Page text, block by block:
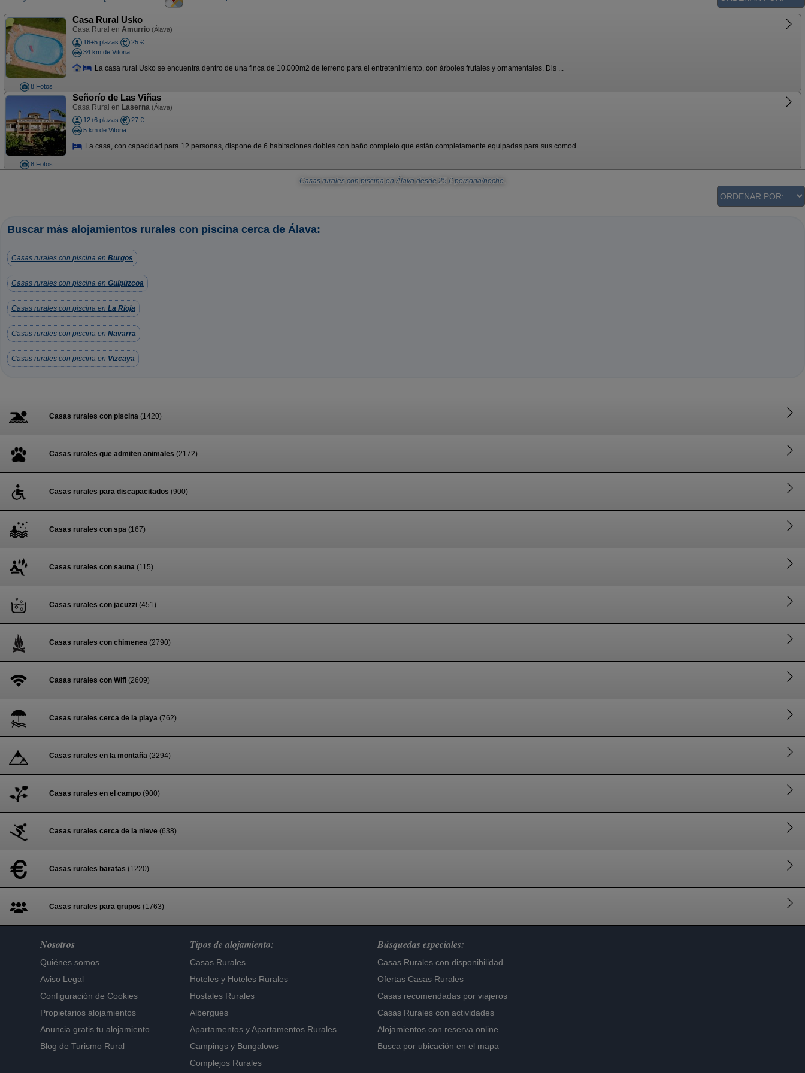
8 Fotos
Casa Rural Usko
Casa Rural en Amurrio (Álava)
16+5 plazas
25 €
34 km de Vitoria
La casa rural Usko se encuentra dentro de una finca de 10.000m2 de terreno para el entretenimiento, con árboles frutales y ornamentales. Dis ...
8 Fotos
Señorío de Las Viñas
Casa Rural en Laserna (Álava)
12+6 plazas
27 €
5 km de Vitoria
La casa, con capacidad para 12 personas, dispone de 6 habitaciones dobles con baño completo que están completamente equipadas para sus comod ...
Casas rurales con piscina en Álava desde 25 € persona/noche.
Buscar más alojamientos rurales con piscina cerca de Álava:
Casas rurales con piscina en Burgos
Casas rurales con piscina en Guipúzcoa
Casas rurales con piscina en La Rioja
Casas rurales con piscina en Navarra
Casas rurales con piscina en Vizcaya
Casas rurales con piscina (1420)
Casas rurales que admiten animales (2172)
Casas rurales para discapacitados (900)
Casas rurales con spa (167)
Casas rurales con sauna (115)
Casas rurales con jacuzzi (451)
Casas rurales con chimenea (2790)
Casas rurales con Wifi (2609)
Casas rurales cerca de la playa (762)
Casas rurales en la montaña (2294)
Casas rurales en el campo (900)
Casas rurales cerca de la nieve (638)
Casas rurales baratas (1220)
Casas rurales para grupos (1763)
Nosotros
Quiénes somos
Aviso Legal
Configuración de Cookies
Propietarios alojamientos
Anuncia gratis tu alojamiento
Blog de Turismo Rural
Tipos de alojamiento:
Casas Rurales
Hoteles y Hoteles Rurales
Hostales Rurales
Albergues
Apartamentos yApartamentos Rurales
Campings y Bungalows
Complejos Rurales
Búsquedas especiales:
Casas Rurales con disponibilidad
Ofertas Casas Rurales
Casas recomendadas por viajeros
Casas Rurales con actividades
Alojamientos con reserva online
Busca por ubicación en el mapa